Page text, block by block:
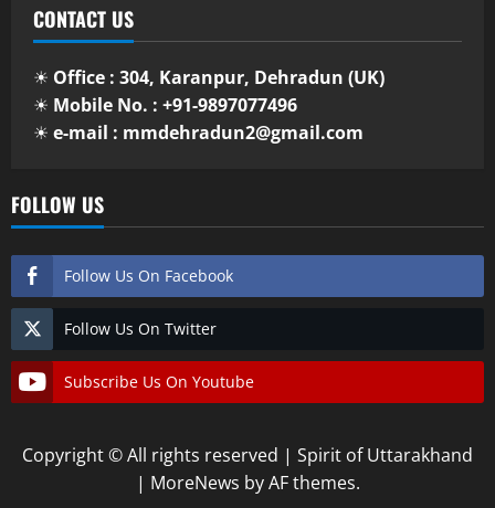
CONTACT US
☀ Office : 304, Karanpur, Dehradun (UK)
☀ Mobile No. : +91-9897077496
☀ e-mail : mmdehradun2@gmail.com
FOLLOW US
Follow Us On Facebook
Follow Us On Twitter
Subscribe Us On Youtube
Copyright © All rights reserved | Spirit of Uttarakhand
| MoreNews by AF themes.